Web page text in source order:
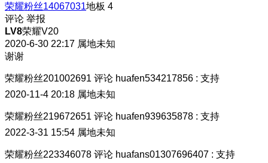
荣耀粉丝14067031地板 4
评论 举报
LV8荣耀V20
2020-6-30 22:17 属地未知
谢谢
荣耀粉丝201002691 评论 huafen534217856 : 支持
2020-11-4 20:18 属地未知
荣耀粉丝219672651 评论 huafen939635878 : 支持
2022-3-31 15:54 属地未知
荣耀粉丝223346078 评论 huafans01307696407 : 支持